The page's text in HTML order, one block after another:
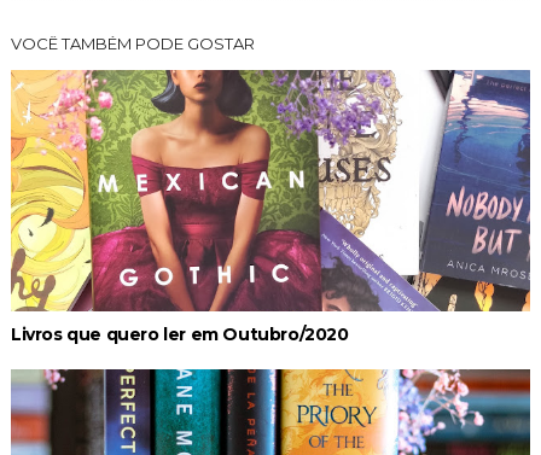
VOCÊ TAMBÉM PODE GOSTAR
Livros que quero ler em Outubro/2020